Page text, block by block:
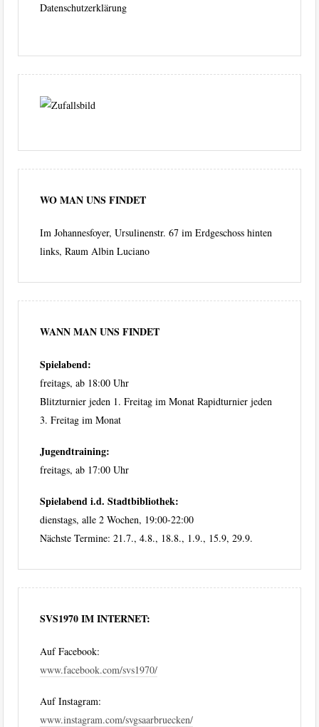
Datenschutzerklärung
WO MAN UNS FINDET
Im Johannesfoyer, Ursulinenstr. 67 im Erdgeschoss hinten
links, Raum Albin Luciano
WANN MAN UNS FINDET
Spielabend:
freitags, ab 18:00 Uhr
Blitzturnier jeden 1. Freitag im Monat Rapidturnier jeden
3. Freitag im Monat
Jugendtraining:
freitags, ab 17:00 Uhr
Spielabend i.d. Stadtbibliothek:
dienstags, alle 2 Wochen, 19:00-22:00
Nächste Termine: 21.7., 4.8., 18.8., 1.9., 15.9, 29.9.
SVS1970 IM INTERNET:
Auf Facebook:
www.facebook.com/svs1970/
Auf Instagram:
www.instagram.com/svgsaarbruecken/